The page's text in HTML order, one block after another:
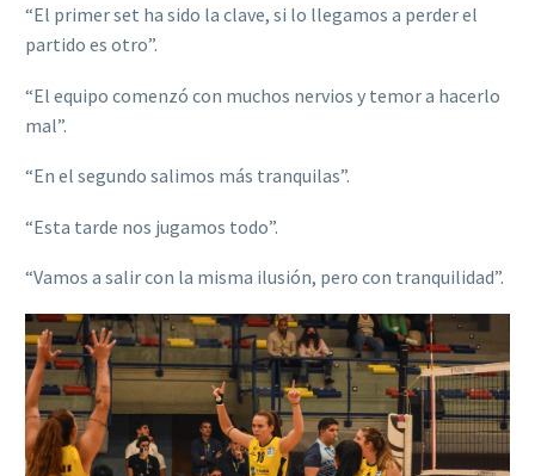
“El primer set ha sido la clave, si lo llegamos a perder el
partido es otro”.
“El equipo comenzó con muchos nervios y temor a hacerlo
mal”.
“En el segundo salimos más tranquilas”.
“Esta tarde nos jugamos todo”.
“Vamos a salir con la misma ilusión, pero con tranquilidad”.